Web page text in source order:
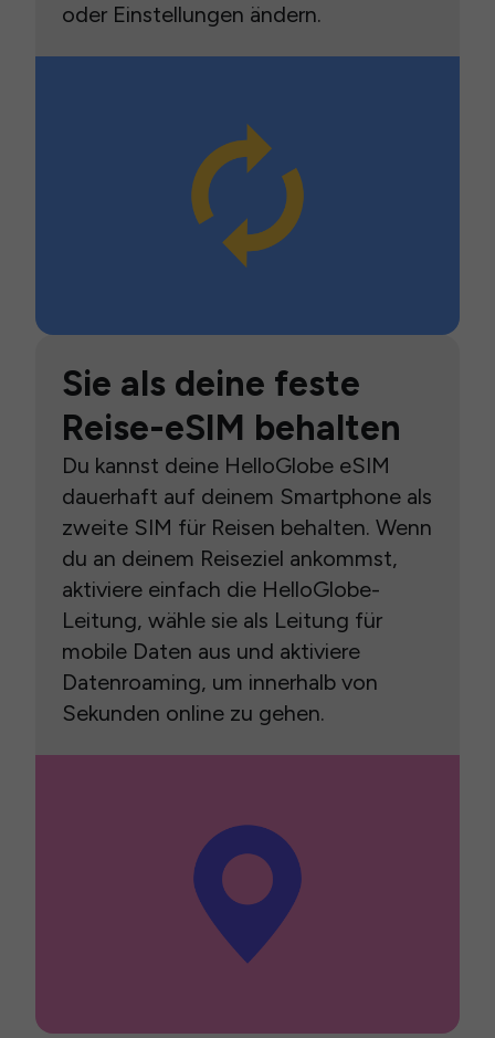
oder Einstellungen ändern.
Sie als deine feste
Reise-eSIM behalten
Du kannst deine HelloGlobe eSIM
dauerhaft auf deinem Smartphone als
zweite SIM für Reisen behalten. Wenn
du an deinem Reiseziel ankommst,
aktiviere einfach die HelloGlobe-
Leitung, wähle sie als Leitung für
mobile Daten aus und aktiviere
Datenroaming, um innerhalb von
Sekunden online zu gehen.